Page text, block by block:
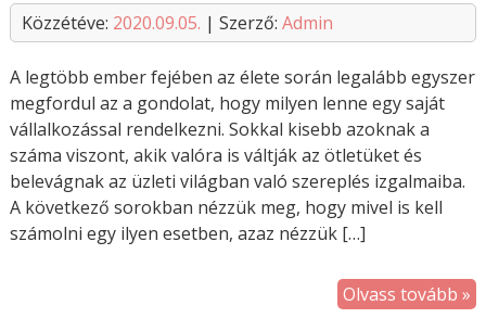
Közzétéve: 2020.09.05. | Szerző: Admin
A legtöbb ember fejében az élete során legalább egyszer
megfordul az a gondolat, hogy milyen lenne egy saját
vállalkozással rendelkezni. Sokkal kisebb azoknak a
száma viszont, akik valóra is váltják az ötletüket és
belevágnak az üzleti világban való szereplés izgalmaiba.
A következő sorokban nézzük meg, hogy mivel is kell
számolni egy ilyen esetben, azaz nézzük […]
Olvass tovább »